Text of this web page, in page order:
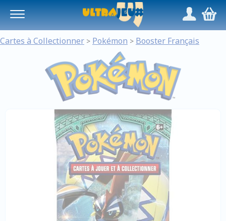
/,
Cartes à Collectionner > Pokémon > Booster Français